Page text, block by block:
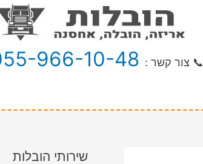
📞 צור קשר : 966-10-48
שירותי הובלות